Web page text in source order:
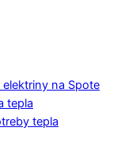
na Spote
tepla
tepla